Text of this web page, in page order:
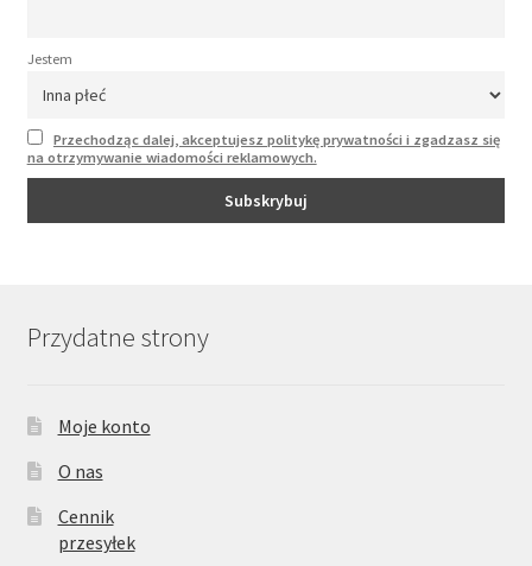
Jestem
Przechodząc dalej, akceptujesz politykę prywatności i zgadzasz się
na otrzymywanie wiadomości reklamowych.
Przydatne strony
Moje konto
O nas
Cennik
przesyłek